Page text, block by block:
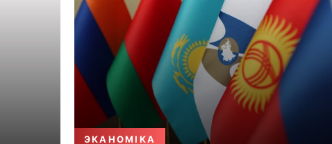
ЭКАНОМІКА